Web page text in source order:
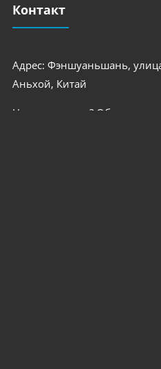
Контакт
Адрес: Фэншуаньшань,
Аньхой, Китай
Нужна помощь? Обратитесь к